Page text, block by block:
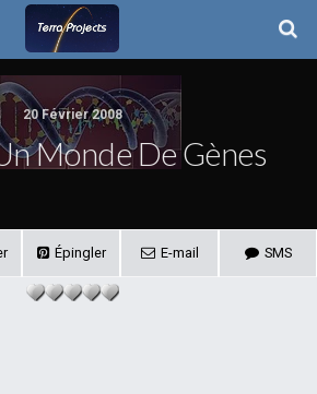
20 Février 2008
Monde De Gènes
Épingler E-mail SMS